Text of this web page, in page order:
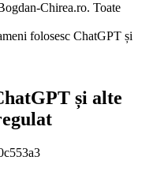
Chirea.ro. Toate
folosesc ChatGPT și
și alte